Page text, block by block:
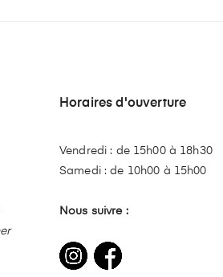
Horaires d'ouverture
Vendredi : de 15h00 à 18h30
Samedi : de 10h00 à 15h00
Nous suivre :